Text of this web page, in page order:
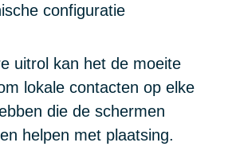
configuratie
uitrol kan het de moeite
lokale contacten op elke
die de schermen
helpen met plaatsing.